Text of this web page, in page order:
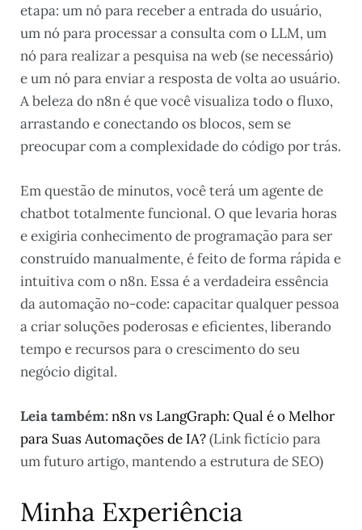
etapa: um nó para receber a entrada do usuário,
um nó para processar a consulta com o LLM, um
nó para realizar a pesquisa na web (se necessário)
e um nó para enviar a resposta de volta ao usuário.
A beleza do n8n é que você visualiza todo o fluxo,
arrastando e conectando os blocos, sem se
preocupar com a complexidade do código por trás.
Em questão de minutos, você terá um agente de
chatbot totalmente funcional. O que levaria horas
e exigiria conhecimento de programação para ser
construído manualmente, é feito de forma rápida e
intuitiva com o n8n. Essa é a verdadeira essência
da automação no-code: capacitar qualquer pessoa
a criar soluções poderosas e eficientes, liberando
tempo e recursos para o crescimento do seu
negócio digital.
Leia também:n8n vs LangGraph: Qual é o Melhor
para Suas Automações de IA?(Link fictício para
um futuro artigo, mantendo a estrutura de SEO)
Minha Experiência